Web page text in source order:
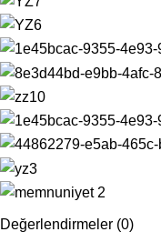
Değerlendirmeler (0)